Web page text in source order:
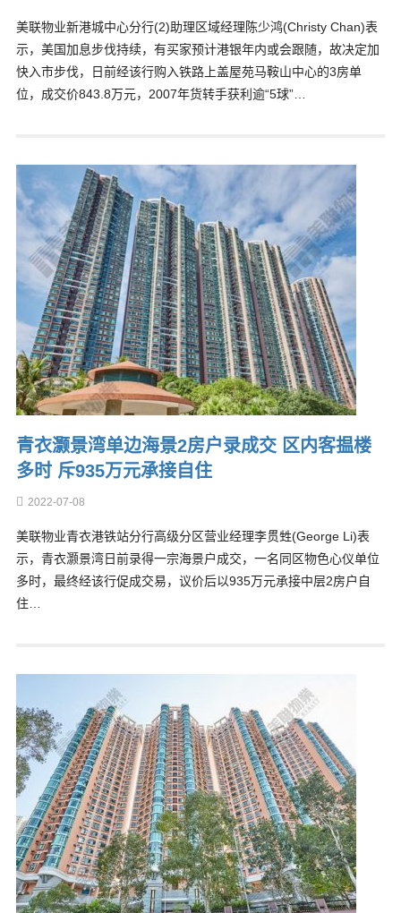
美联物业新港城中心分行(2)助理区域经理陈少鸿(Christy Chan)表
示，美国加息步伐持续，有买家预计港银年内或会跟随，故决定加
快入市步伐，日前经该行购入铁路上盖屋苑马鞍山中心的3房单
位，成交价843.8万元，2007年货转手获利逾“5球”…
青衣灏景湾单边海景2房户录成交 区内客揾楼
多时 斥935万元承接自住
2022-07-08
美联物业青衣港铁站分行高级分区营业经理李贯甡(George Li)表
示，青衣灏景湾日前录得一宗海景户成交，一名同区物色心仪单位
多时，最终经该行促成交易，议价后以935万元承接中层2房户自
住…